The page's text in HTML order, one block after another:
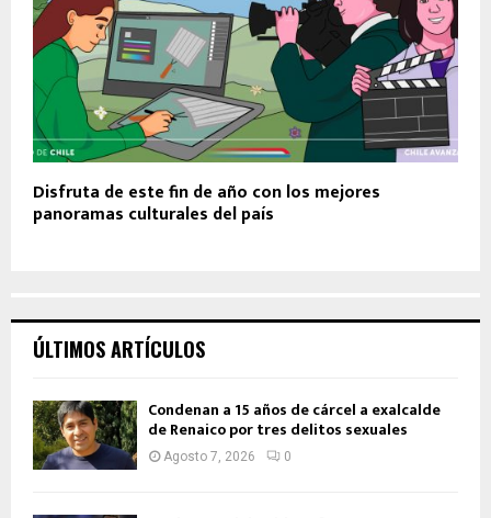
Disfruta de este fin de año con los mejores
panoramas culturales del país
ÚLTIMOS ARTÍCULOS
Condenan a 15 años de cárcel a exalcalde
de Renaico por tres delitos sexuales
Agosto 7, 2026 0